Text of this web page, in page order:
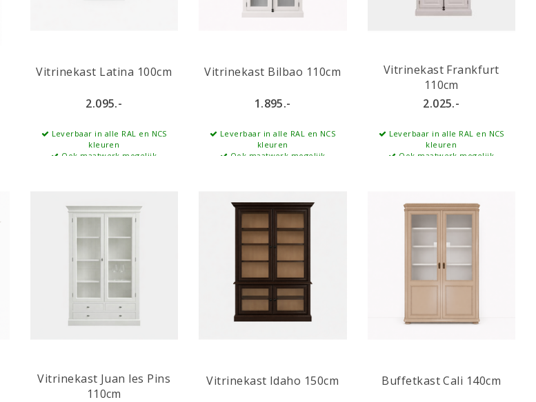
Vitrinekast Latina 100cm
2.095.-
Leverbaar in alle RAL en NCS
kleuren
Ook maatwerk mogelijk
Vitrinekast Bilbao 110cm
1.895.-
Leverbaar in alle RAL en NCS
kleuren
Ook maatwerk mogelijk
Vitrinekast Frankfurt
110cm
2.025.-
Leverbaar in alle RAL en NCS
kleuren
Ook maatwerk mogelijk
Vitrinekast Juan les Pins
110cm
Vitrinekast Idaho 150cm Buffetkast Cali 140cm